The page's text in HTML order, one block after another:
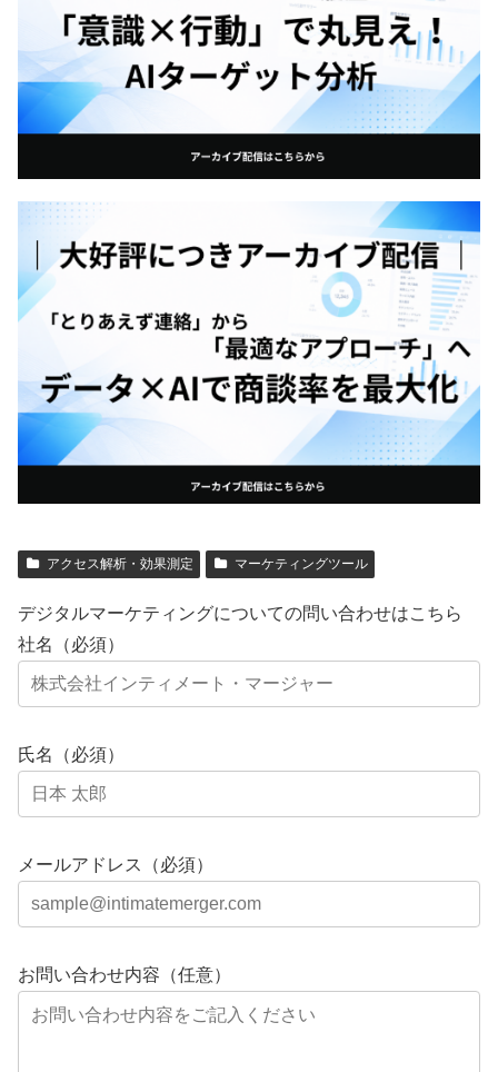
アクセス解析・効果測定 マーケティングツール
デジタルマーケティングについての問い合わせはこちら
社名（必須）
氏名（必須）
メールアドレス（必須）
お問い合わせ内容（任意）